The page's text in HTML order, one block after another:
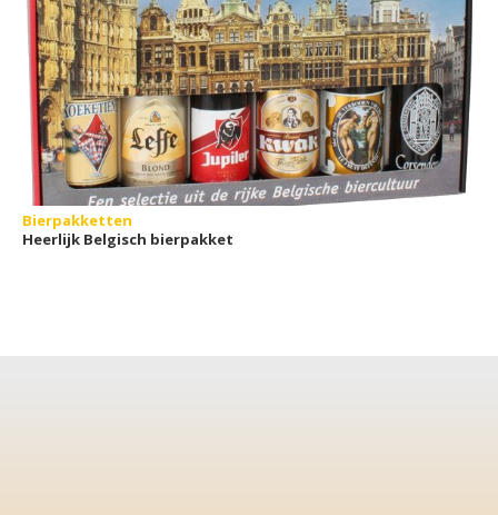
Bierpakketten
Heerlijk Belgisch bierpakket